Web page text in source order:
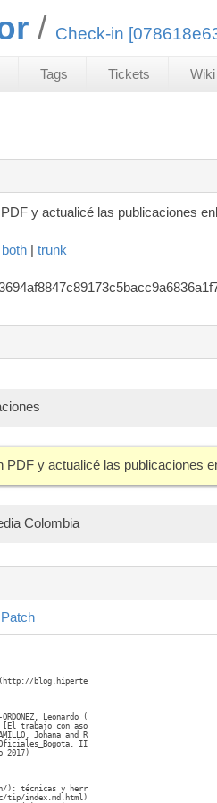
Check-in
Tags Tickets Wiki
y actualicé las publicaciones
both | trunk
y actualicé las publicaciones
Colombia
Patch
blog.hiperterminal.com/2018/05/09/
ORDÓÑEZ, Leonardo (2018) [The
(2017) [El trabajo con asociaciones
and JARAMILLO, Johana and RAMÍREZ-
IIBI - UNAM (México, mayo 2015)
2017)
): técnicas y herramientas ágiles y
index.md.html): edición del libro _Data